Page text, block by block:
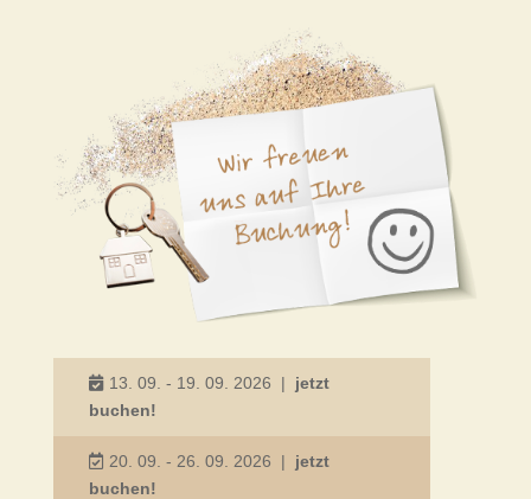
13. 09. - 19. 09. 2026 | jetzt
buchen!
20. 09. - 26. 09. 2026 | jetzt
buchen!